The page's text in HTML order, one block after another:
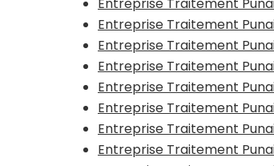
Entreprise Traitement
Entreprise Traitement
Entreprise Traitement
Entreprise Traitement
Entreprise Traitement
Entreprise Traitement
Entreprise Traitement